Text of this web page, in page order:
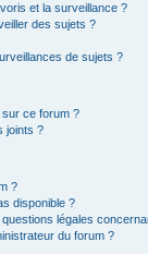
et la surveillance ?
des sujets ?
de sujets ?
ce forum ?
joints ?
?
disponible ?
légales
du forum ?